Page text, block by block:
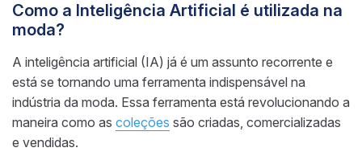
Como a Inteligência Artificial é utilizada na
moda?
A inteligência artificial (IA) já é um assunto recorrente e
está se tornando uma ferramenta indispensável na
indústria da moda. Essa ferramenta está revolucionando a
maneira como as coleções são criadas, comercializadas
e vendidas.